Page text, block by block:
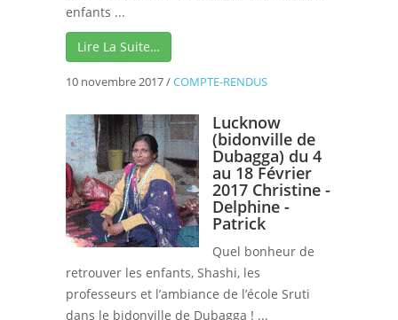
enfants ...
Lire La Suite…
10 novembre 2017/COMPTE-RENDUS
Lucknow
(bidonville de
Dubagga) du 4
au 18 Février
2017 Christine -
Delphine -
Patrick
Quel bonheur de
retrouver les enfants, Shashi, les
professeurs et l’ambiance de l’école Sruti
dans le bidonville de Dubagga ! ...